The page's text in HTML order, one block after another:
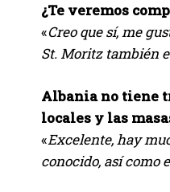
¿Te veremos
«Creo que sí, me
St. Moritz también
Albania no tiene
locales y las
«Excelente, hay
conocido, así como